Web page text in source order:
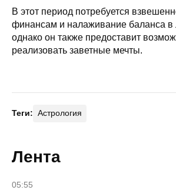
В этот период потребуется
финансам и налаживание баланса в
однако он также предоставит
реализовать заветные мечты.
Теги: Астрология
Лента
05:55